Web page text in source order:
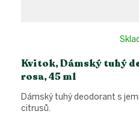
Kvitok, Dámský tuhý
rosa, 45 ml
Dámský tuhý deodorant s
citrusů.